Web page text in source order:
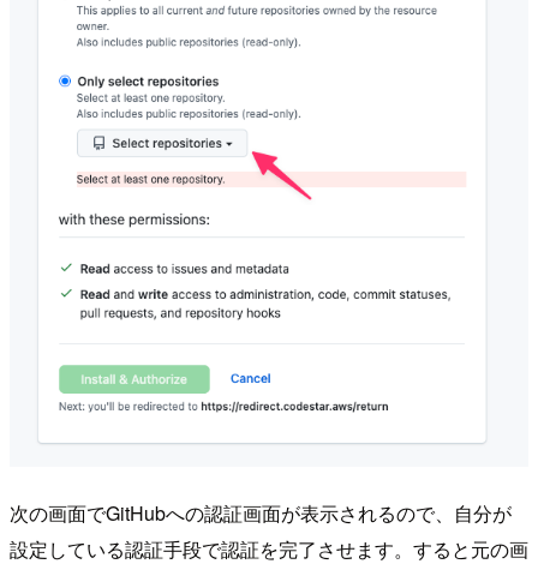
次の画面でGitHubへの認証画面が表示されるので、自分が
設定している認証手段で認証を完了させます。すると元の画